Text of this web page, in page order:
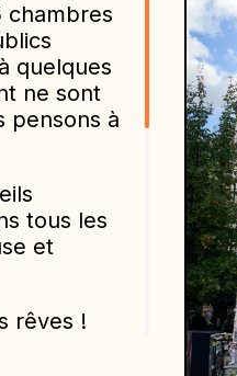
chambres
quelques
ne sont
pensons à
tous les
et
rêves !